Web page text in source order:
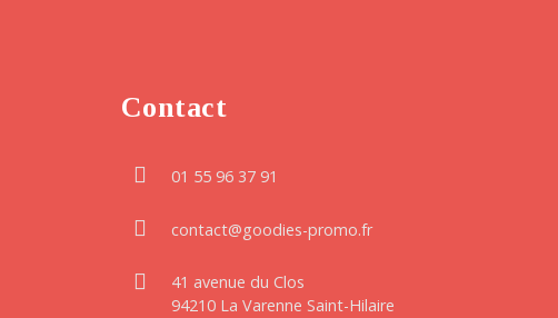
Contact
01 55 96 37 91
contact@goodies-promo.fr
41 avenue du Clos
94210 La Varenne Saint-Hilaire